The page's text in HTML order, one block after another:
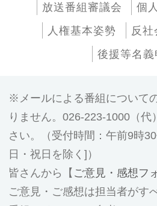
放送番組審議会
個
人権基本姿勢
反社
後援等名義
メールによる番組について
りません。026-223-1000（
さい。（受付時間：午前9時
日・祝日を除く]）
皆さんから【 ご意見・感想フ
ご意見・ご感想は担当者がす